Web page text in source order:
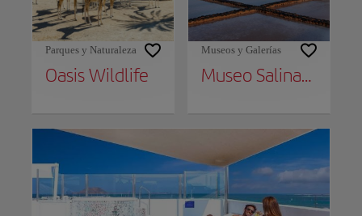
Parques y Naturaleza
Oasis Wildlife
Museos y Galerías
Museo Salinas del Carmen